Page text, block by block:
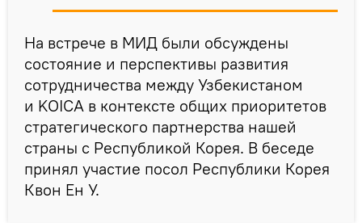
На встрече в МИД были обсуждены
состояние и перспективы развития
сотрудничества между Узбекистаном
и KOICA в контексте общих приоритетов
стратегического партнерства нашей
страны с Республикой Корея. В беседе
принял участие посол Республики Корея
Квон Ен У.